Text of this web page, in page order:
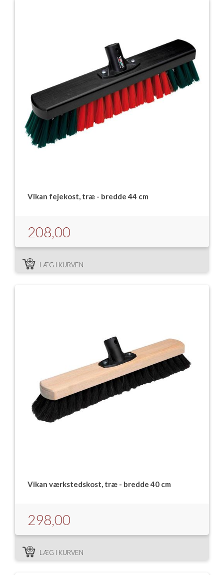
Vikan fejekost, træ - bredde 44 cm
208,00
LÆG I KURVEN
Vikan værkstedskost, træ - bredde 40 cm
298,00
LÆG I KURVEN